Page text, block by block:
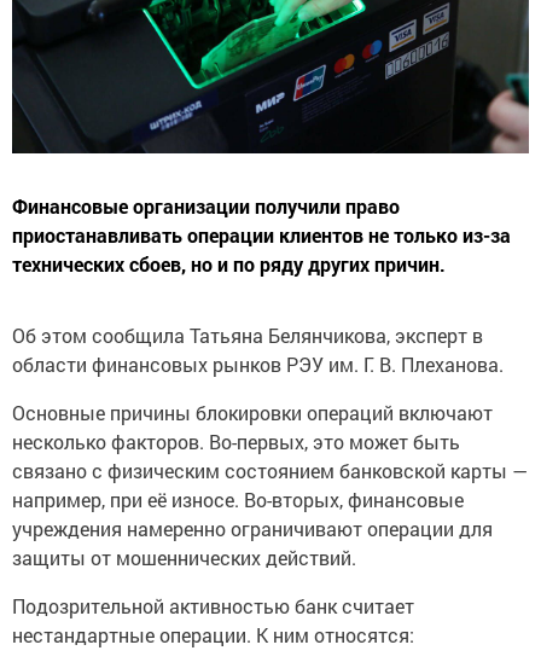
Финансовые организации получили право
приостанавливать операции клиентов не только из-за
технических сбоев, но и по ряду других причин.
Об этом сообщила Татьяна Белянчикова, эксперт в
области финансовых рынков РЭУ им. Г. В. Плеханова.
Основные причины блокировки операций включают
несколько факторов. Во-первых, это может быть
связано с физическим состоянием банковской карты —
например, при её износе. Во-вторых, финансовые
учреждения намеренно ограничивают операции для
защиты от мошеннических действий.
Подозрительной активностью банк считает
нестандартные операции. К ним относятся: